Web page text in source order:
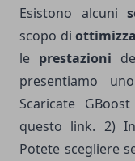
Esistono alcuni
scopo di
le prestazioni
presentiamo
Scaricate
questo link. 2)
Potete scegliere